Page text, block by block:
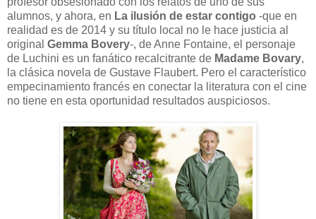
alumnos, y ahora, en La ilusión de estar contigo -que en
realidad es de 2014 y su título local no le hace justicia al
original Gemma Bovery-, de Anne Fontaine, el personaje
de Luchini es un fanático recalcitrante de Madame Bovary,
la clásica novela de Gustave Flaubert. Pero el característico
empecinamiento francés en conectar la literatura con el cine
no tiene en esta oportunidad resultados auspiciosos.